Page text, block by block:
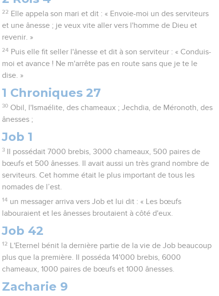
22 Elle appela son mari et dit : « Envoie-moi un des serviteurs
et une ânesse ; je veux vite aller vers l'homme de Dieu et
revenir. »
24 Puis elle fit seller l'ânesse et dit à son serviteur : « Conduis-
moi et avance ! Ne m'arrête pas en route sans que je te le
dise. »
1 Chroniques 27
30 Obil, l'Ismaélite, des chameaux ; Jechdia, de Méronoth, des
ânesses ;
Job 1
3
Il possédait 7000 brebis, 3000 chameaux, 500 paires de
bœufs et 500 ânesses. Il avait aussi un très grand nombre de
serviteurs. Cet homme était le plus important de tous les
nomades de l’est.
14 un messager arriva vers Job et lui dit : « Les bœufs
labouraient et les ânesses broutaient à côté d'eux.
Job 42
12
L'Eternel bénit la dernière partie de la vie de Job beaucoup
plus que la première. Il posséda 14'000 brebis, 6000
chameaux, 1000 paires de bœufs et 1000 ânesses.
Zacharie 9